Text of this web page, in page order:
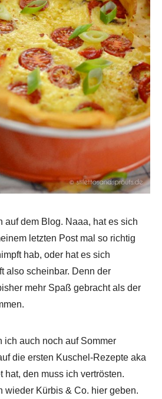
auf dem Blog. Naaa, hat es sich
letzten Post mal so richtig
hab, oder hat es sich
also scheinbar. Denn der
mehr Spaß gebracht als der
ich auch noch auf Sommer
die ersten Kuschel-Rezepte aka
hat, den muss ich vertrösten.
wieder Kürbis & Co. hier geben.